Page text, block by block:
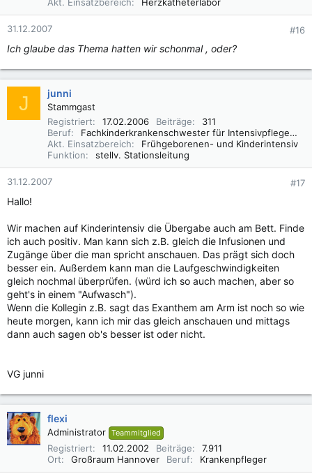
31.12.2007 #16
Ich glaube das Thema hatten wir schonmal , oder?
J junni
Stammgast
Registriert
17.02.2006 Beiträge
311
Beruf
Fachkinderkrankenschwester für Intensivpflege und Anästhesie
Akt. Einsatzbereich
Frühgeborenen- und Kinderintensiv
Funktion
stellv. Stationsleitung
31.12.2007 #17
Hallo!
Wir machen auf Kinderintensiv die Übergabe auch am Bett. Finde
ich auch positiv. Man kann sich z.B. gleich die Infusionen und
Zugänge über die man spricht anschauen. Das prägt sich doch
besser ein. Außerdem kann man die Laufgeschwindigkeiten
gleich nochmal überprüfen. (würd ich so auch machen, aber so
geht's in einem "Aufwasch").
Wenn die Kollegin z.B. sagt das Exanthem am Arm ist noch so wie
heute morgen, kann ich mir das gleich anschauen und mittags
dann auch sagen ob's besser ist oder nicht.
VG junni
flexi
Administrator Teammitglied
Registriert 11.02.2002 Beiträge
7.911
Ort
Großraum Hannover Beruf Krankenpfleger